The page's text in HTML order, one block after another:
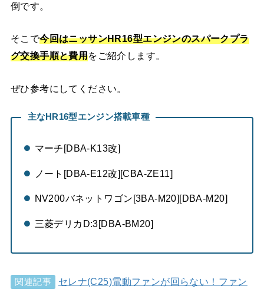
倒です。
そこで今回はニッサンHR16型エンジンのスパークプラ
グ交換手順と費用をご紹介します。
ぜひ参考にしてください。
主なHR16型エンジン搭載車種
マーチ[DBA-K13改]
ノート[DBA-E12改][CBA-ZE11]
NV200バネットワゴン[3BA-M20][DBA-M20]
三菱デリカD:3[DBA-BM20]
関連記事
セレナ(C25)電動ファンが回らない！ファン